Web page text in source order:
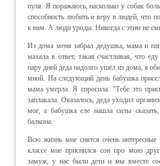
пуля. Я поражаюсь, насколько у собак
способность любить и веру в людей, что
к нам. А люди уроды. Никогда с этим не
Из дома меня забрал дедушка, мама и
махала в ответ, такая счастливая, что
пару дней деда надолго ушёл из дома, я
мной. На следующий день бабушка
мама умерла. Я спросила: "Тебе это
заплакала. Оказалось, деда уходил
мог, а бабушка еле нашла силы
балкона.
Всю жизнь мне снятся очень
классе мне приснился сон про мою
замуж, у нас были дети и мы вместе